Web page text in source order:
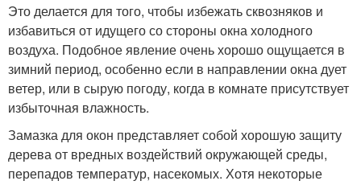
Это делается для того, чтобы избежать сквозняков и
избавиться от идущего со стороны окна холодного
воздуха. Подобное явление очень хорошо ощущается в
зимний период, особенно если в направлении окна дует
ветер, или в сырую погоду, когда в комнате присутствует
избыточная влажность.
Замазка для окон представляет собой хорошую защиту
дерева от вредных воздействий окружающей среды,
перепадов температур, насекомых. Хотя некоторые